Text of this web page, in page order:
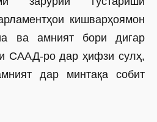
кишварҳоямон
ва амният бори дигар
СААД-ро дар ҳифзи сулҳ,
дар минтақа собит